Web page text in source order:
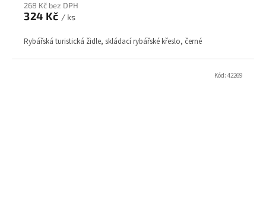
268 Kč bez DPH
324 Kč / ks
Rybářská turistická židle, skládací rybářské křeslo, černé
Kód: 42269